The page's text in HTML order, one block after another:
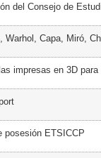
del Consejo de
Warhol, Capa, Miró,
impresas en 3D
posesión ETSICCP